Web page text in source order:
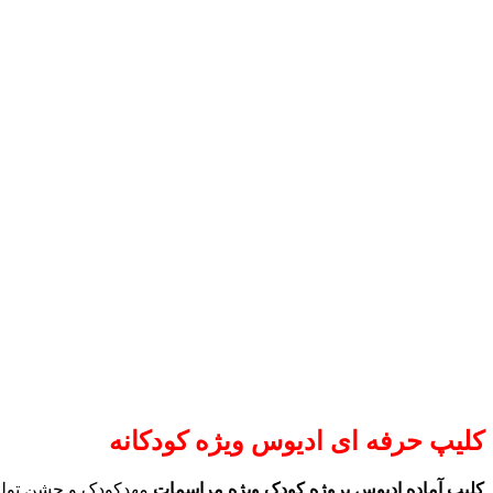
کلیپ حرفه ای ادیوس ویژه کودکانه
کليپ آماده اديوس پروژه کودک ویژه مراسمات مهدکودک و جشن